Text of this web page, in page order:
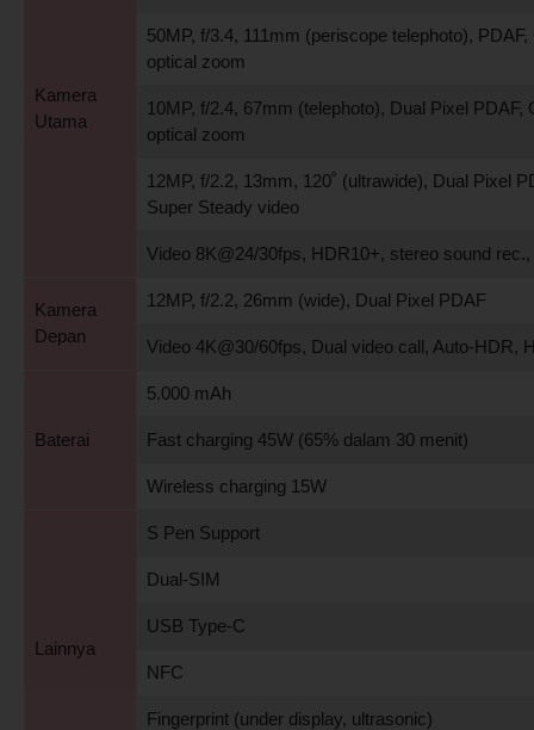
Kamera
Utama
50MP, f/3.4, 111mm (periscope telephoto),
optical zoom
10MP, f/2.4, 67mm (telephoto), Dual Pixel PDAF,
optical zoom
12MP, f/2.2, 13mm, 120˚ (ultrawide), Dual Pixel
Super Steady video
Video 8K@24/30fps, HDR10+, stereo sound
Kamera
Depan
12MP, f/2.2, 26mm (wide), Dual Pixel PDAF
Video 4K@30/60fps, Dual video call, Auto-HDR,
Baterai
5.000 mAh
Fast charging 45W (65% dalam 30 menit)
Wireless charging 15W
Lainnya
S Pen Support
Dual-SIM
USB Type-C
NFC
Fingerprint (under display, ultrasonic)